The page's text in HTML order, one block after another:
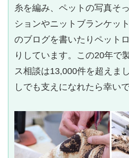
糸を編み、ペットの写真そ
ションやニットブランケッ
のブログを書いたりペット
りしています。この20年で
ス相談は13,000件を超えま
しでも支えになれたら幸いで